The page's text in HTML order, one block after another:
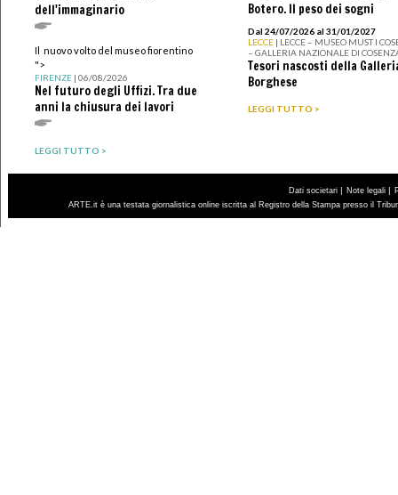
dell'immaginario
Il nuovo volto del museo fiorentino
">
FIRENZE| 06/08/2026
Nel futuro degli Uffizi. Tra due
anni la chiusura dei lavori
LEGGI TUTTO >
Botero. Il peso dei sogni
Dal 24/07/2026 al 31/01/2027
LECCE | LECCE – MUSEO MUST I
– GALLERIA NAZIONALE DI
Tesori nascosti della
Borghese
LEGGI TUTTO >
Dati societari | Note legali |
ARTE.it è una testata giornalistica online iscritta al Registro della Stampa presso il